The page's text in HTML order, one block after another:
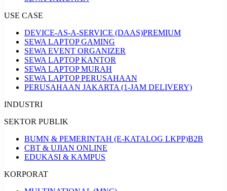
USE CASE
DEVICE-AS-A-SERVICE (DAAS)PREMIUM
SEWA LAPTOP GAMING
SEWA EVENT ORGANIZER
SEWA LAPTOP KANTOR
SEWA LAPTOP MURAH
SEWA LAPTOP PERUSAHAAN
PERUSAHAAN JAKARTA (1-JAM DELIVERY)
INDUSTRI
SEKTOR PUBLIK
BUMN & PEMERINTAH (E-KATALOG LKPP)B2B
CBT & UJIAN ONLINE
EDUKASI & KAMPUS
KORPORAT